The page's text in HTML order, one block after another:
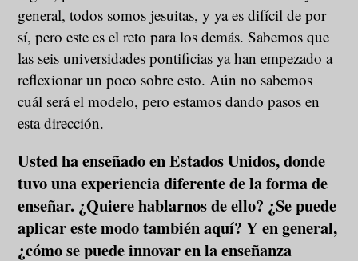
general, todos somos jesuitas, y ya es difícil de por
sí, pero este es el reto para los demás. Sabemos que
las seis universidades pontificias ya han empezado a
reflexionar un poco sobre esto. Aún no sabemos
cuál será el modelo, pero estamos dando pasos en
esta dirección.
Usted ha enseñado en Estados Unidos, donde
tuvo una experiencia diferente de la forma de
enseñar. ¿Quiere hablarnos de ello? ¿Se puede
aplicar este modo también aquí? Y en general,
¿cómo se puede innovar en la enseñanza